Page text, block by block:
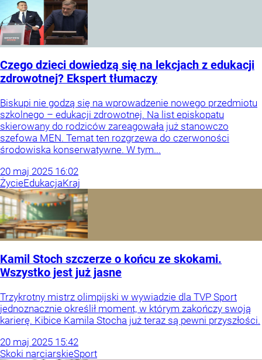
Czego dzieci dowiedzą się na lekcjach z edukacji
zdrowotnej? Ekspert tłumaczy
Biskupi nie godzą się na wprowadzenie nowego przedmiotu
szkolnego – edukacji zdrowotnej. Na list episkopatu
skierowany do rodziców zareagowała już stanowczo
szefowa MEN. Temat ten rozgrzewa do czerwoności
środowiska konserwatywne. W tym...
20 maj 2025 16:02
ŻycieEdukacjaKraj
Kamil Stoch szczerze o końcu ze skokami.
Wszystko jest już jasne
Trzykrotny mistrz olimpijski w wywiadzie dla TVP Sport
jednoznacznie określił moment, w którym zakończy swoją
karierę. Kibice Kamila Stocha już teraz są pewni przyszłości.
20 maj 2025 15:42
Skoki narciarskieSport